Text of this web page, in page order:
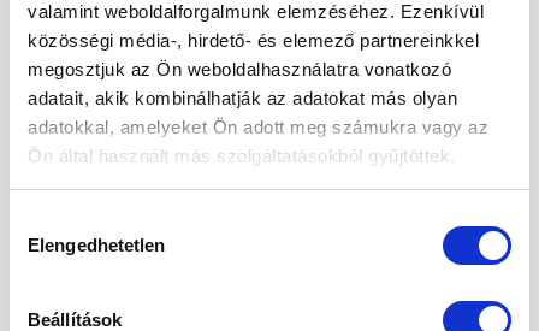
valamint weboldalforgalmunk elemzéséhez. Ezenkívül
közösségi média-, hirdető- és elemező partnereinkkel
megosztjuk az Ön weboldalhasználatra vonatkozó
adatait, akik kombinálhatják az adatokat más olyan
adatokkal, amelyeket Ön adott meg számukra vagy az
Ön által használt más szolgáltatásokból gyűjtöttek.
kiválasztása
Elengedhetetlen
Beállítások
2025. november
2025. október
2025. szeptember
2025. augusztus
2025. április